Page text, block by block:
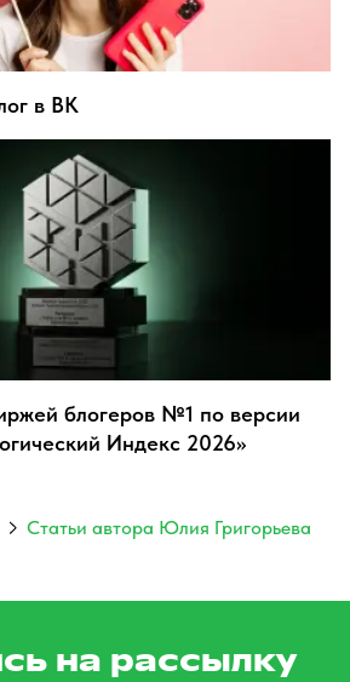
в ВК
блогеров №1 по версии
Индекс 2026»
Статьи автора Юлия Григорьева
на рассылку